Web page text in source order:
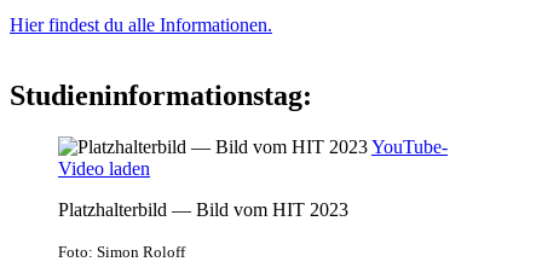
Hier findest du alle Informationen.
Studieninformationstag:
YouTube-
Video laden
Platzhalterbild — Bild vom HIT 2023
Foto: Simon Roloff